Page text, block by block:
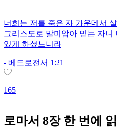
너희는 저를 죽은 자 가운데서
그리스도로 말미암아 믿는 자니
있게 하셨느니라
- 베드로전서 1:21
165
로마서 8장 한 번에 읽